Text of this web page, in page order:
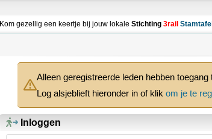
Kom gezellig een keertje bij jouw lokale Stichting 3rail Stamtafel
Alleen geregistreerde leden hebben toegang
Log alsjeblieft hieronder in of klik om je te
Inloggen